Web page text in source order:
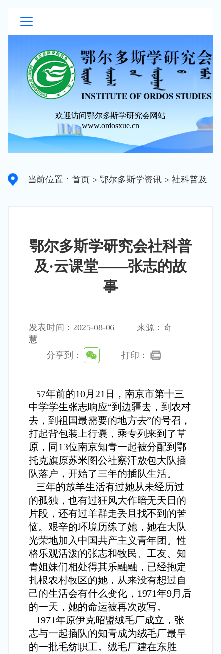
欢迎访问鄂尔多斯学研究会网站
www.ordosxue.cn
当前位置：首页 > 鄂尔多斯学资讯 > 社科普及
鄂尔多斯学研究会社科普
及·云课堂——张志的故
事
发表时间：2025-08-06
来源：奇
慧
分享到：
打印：
57年前的10月21日，南京市第十三
中学学生张志响应“到边疆去，到农村
去，到祖国最需要的地方去”的号召，
打起背包装上行囊，乘专列来到了草
原，同13位南京知青一起被分配到鄂
托克旗原苏米图公社察汗敖包大队插
队落户，开始了三年的插队生活。
三年的放羊生活有过她从未经历过
的孤独，也有过狂风大作暗无天日的
片段，还有过羊群走丢且找不到的苦
恼。艰辛的环境历练了她，她在大队
光荣地加入中国共产主义青年团。性
格乐观活泼的张志和牧民、工友、知
青姐妹们相处得其乐融融，已经抱定
扎根农村牧区的她，从来没有想过自
己的生活会有什么变化，1971年9月后
的一天，她的命运被再次改写。
1971年原伊克昭盟绒毛厂成立，张
志与一起插队的知青成为绒毛厂最早
的一批毛纺职工。绒毛厂建在东胜